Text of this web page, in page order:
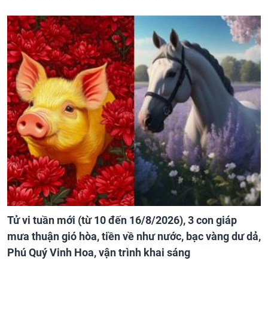
Tử vi tuần mới (từ 10 đến 16/8/2026), 3 con giáp
mưa thuận gió hòa, tiền về như nước, bạc vàng dư dả,
Phú Quý Vinh Hoa, vận trình khai sáng